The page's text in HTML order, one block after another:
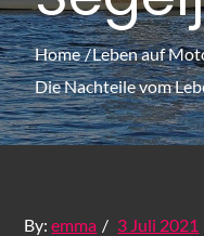
Home Leben auf
Die Nachteile vom
By:emma
Posted
3 Juli 2021